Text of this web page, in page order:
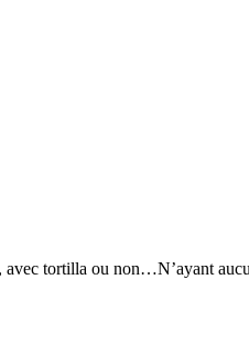
tortilla ou non…N’ayant